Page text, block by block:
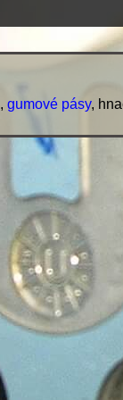
,gumové pásy,